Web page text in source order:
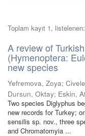
Toplam kayıt 1,
A review of
(Hymenoptera:
new species
Yefremova, Zoya;
Dursun, Oktay; Eskin,
Two species Diglyphus
new records for Turkey;
sensilis sp. nov., three
and Chromatomyia ...